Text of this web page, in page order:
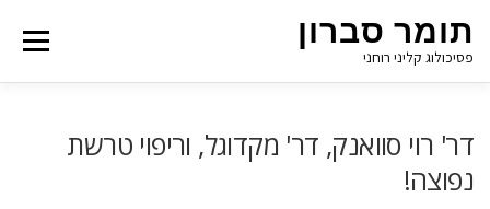
תומר סברון
פסיכולוג קליני רוחני
Menu
דר' רוי סוואנק, דר' מקדוגל, וריפוי טרשת
נפוצה!